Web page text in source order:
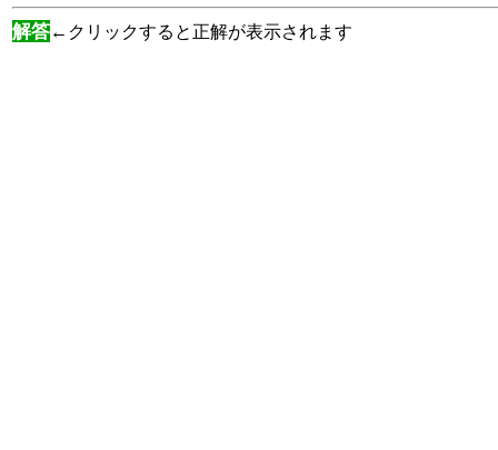
解答←クリックすると正解が表示されます